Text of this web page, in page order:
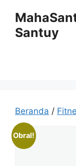
Santuy
Beranda /
Obral!